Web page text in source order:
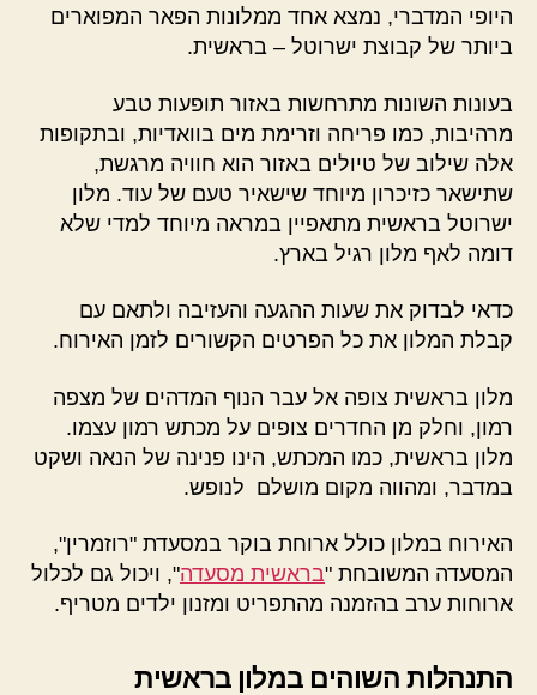
היופי המדברי, נמצא אחד ממלונות הפאר המפוארים
ביותר של קבוצת ישרוטל – בראשית.
בעונות השונות מתרחשות באזור תופעות טבע
מרהיבות, כמו פריחה וזרימת מים בוואדיות, ובתקופות
אלה שילוב של טיולים באזור הוא חוויה מרגשת,
שתישאר כזיכרון מיוחד שישאיר טעם של עוד. מלון
ישרוטל בראשית מתאפיין במראה מיוחד למדי שלא
דומה לאף מלון רגיל בארץ.
כדאי לבדוק את שעות ההגעה והעזיבה ולתאם עם
קבלת המלון את כל הפרטים הקשורים לזמן האירוח.
מלון בראשית צופה אל עבר הנוף המדהים של מצפה
רמון, וחלק מן החדרים צופים על מכתש רמון עצמו.
מלון בראשית, כמו המכתש, הינו פנינה של הנאה ושקט
במדבר, ומהווה מקום מושלם לנופש.
האירוח במלון כולל ארוחת בוקר במסעדת "רוזמרין",
המסעדה המשובחת "בראשית מסעדה", ויכול גם לכלול
ארוחות ערב בהזמנה מהתפריט ומזנון ילדים מטריף.
התנהלות השוהים במלון בראשית